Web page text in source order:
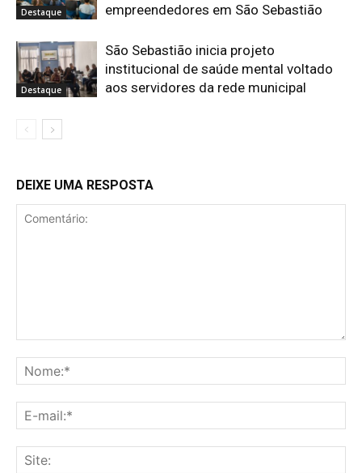
Destaque
empreendedores em São Sebastião
Destaque
São Sebastião inicia projeto
institucional de saúde mental voltado
aos servidores da rede municipal
DEIXE UMA RESPOSTA